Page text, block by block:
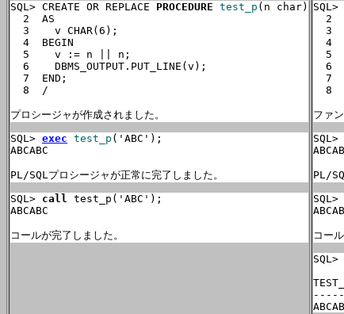
SQL> CREATE OR REPLACE PROCEDURE test_p (n char)
  2
AS
  3    v CHAR(6);
  4  BEGIN
  5    v := n || n;
  6    DBMS_OUTPUT.PUT_LINE(v);
  7  END;
  8  /
プロシージャが作成されました。
SQL> exec test_p ('ABC');
ABCABC
PL/SQLプロシージャが正常に完了しました。
SQL> call test_p('ABC');
ABCABC
コールが完了しました。
SQL>
  2
3
4
5
6
7
8
ファ
SQL>
PL/
SQL>
コー